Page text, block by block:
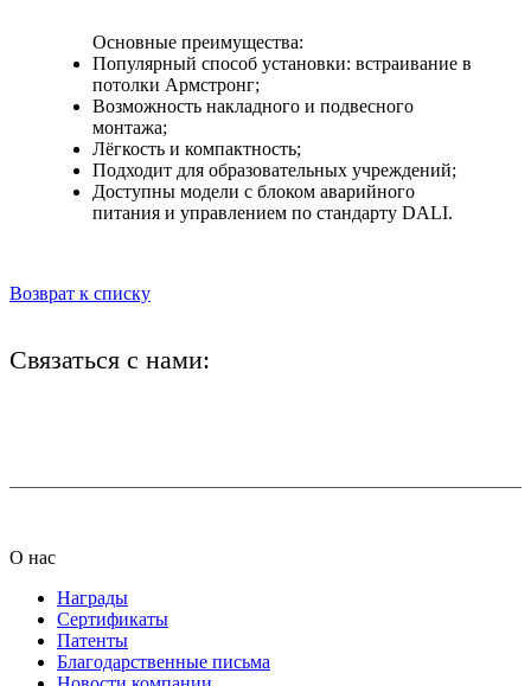
Основные преимущества:
Популярный способ установки: встраивание в
потолки Армстронг;
Возможность накладного и подвесного
монтажа;
Лёгкость и компактность;
Подходит для образовательных учреждений;
Доступны модели с блоком аварийного
питания и управлением по стандарту DALI.
Возврат к списку
Связаться с нами:
О нас
Награды
Сертификаты
Патенты
Благодарственные письма